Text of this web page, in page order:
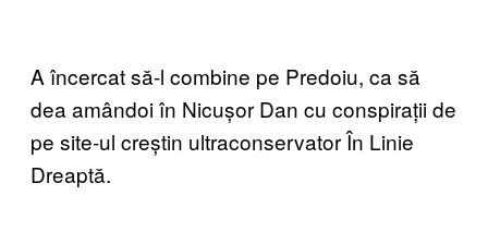
A încercat să-l combine pe Predoiu, ca să
dea amândoi în Nicușor Dan cu conspirații de
pe site-ul creștin ultraconservator În Linie
Dreaptă.